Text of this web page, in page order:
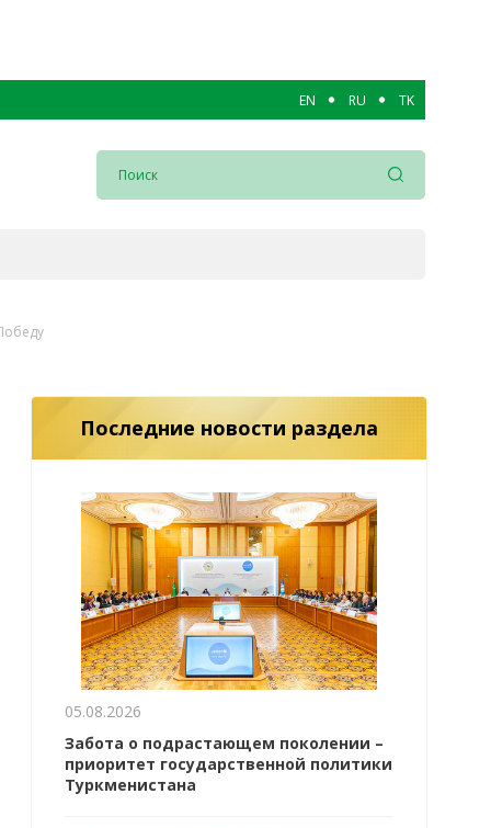
EN RU TK
Последние новости раздела
05.08.2026
Забота о подрастающем поколении –
приоритет государственной политики
Туркменистана